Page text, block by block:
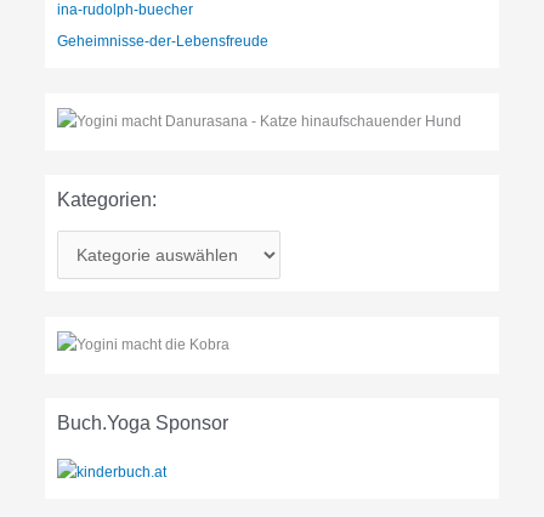
ina-rudolph-buecher
Geheimnisse-der-Lebensfreude
Kategorien:
g
e
Buch.Yoga Sponsor